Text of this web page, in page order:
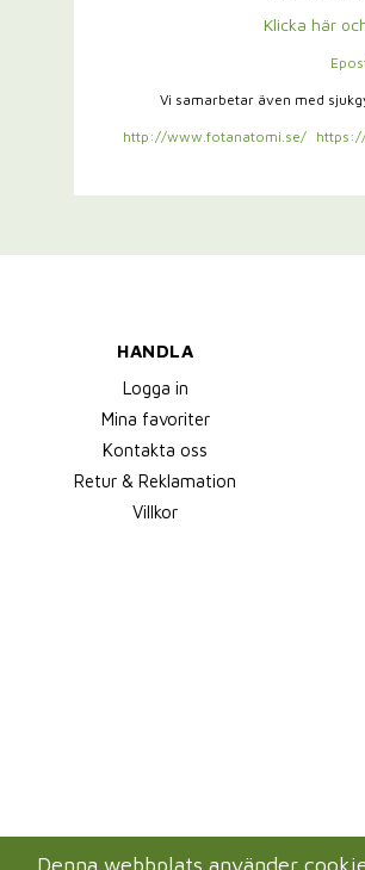
Klicka här
Vi samarbetar även med
http://www.fotanatomi.se/
HANDLA
Logga in
Mina favoriter
Kontakta oss
Retur & Reklamation
Villkor
Denna webbplats använder